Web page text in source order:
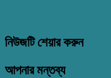
নিউজটি শেয়ার করুন
আপনার মন্তব্য